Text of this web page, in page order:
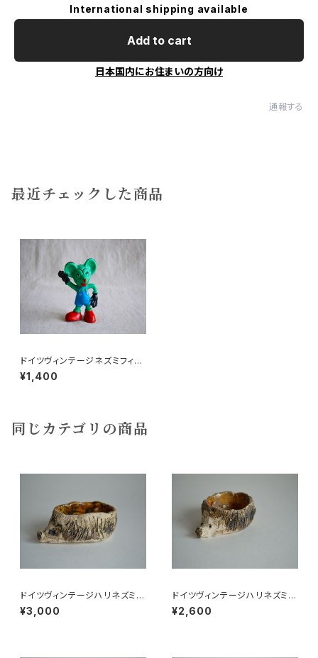
International shipping available
Add to cart
日本国内にお住まいの方向け
通報する
最近チェックした商品
ドイツヴィンテージネズミフィギ
ュア26
¥1,400
同じカテゴリの商品
ドイツヴィンテージハリネズミの
小皿b
¥3,000
ドイツヴィンテージハリネズミの
小皿a
¥2,600